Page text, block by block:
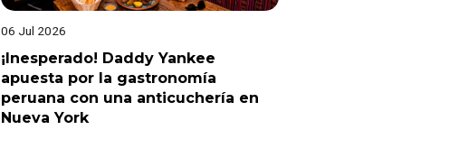
06 Jul 2026
¡Inesperado! Daddy Yankee
apuesta por la gastronomía
peruana con una anticuchería en
Nueva York